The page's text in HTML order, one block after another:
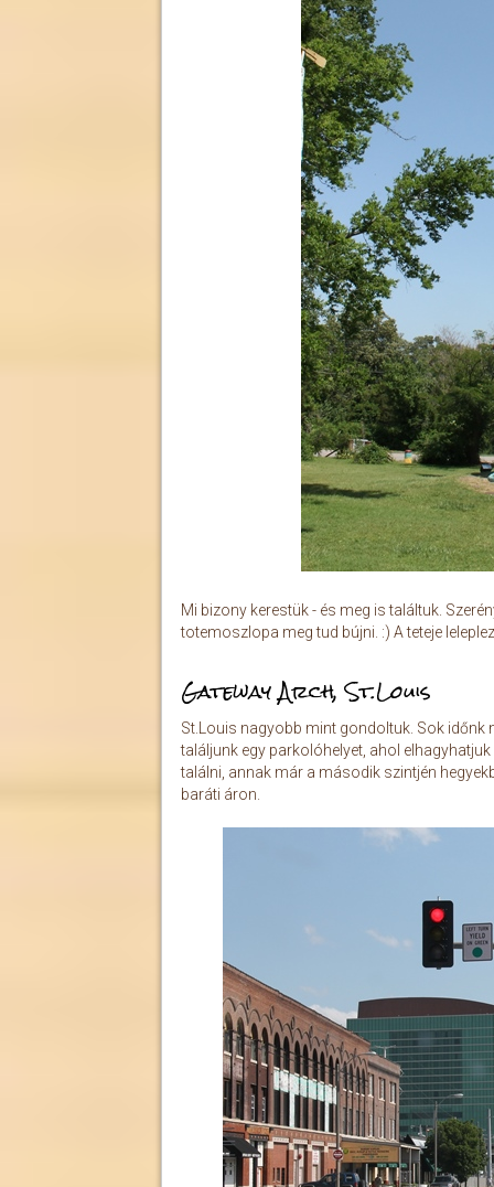
Mi bizony kerestük - és meg is találtuk.
totemoszlopa meg tud bújni. :) A teteje
Gateway Arch, St.Louis
St.Louis nagyobb mint gondoltuk. Sok időnk
találjunk egy parkolóhelyet, ahol
találni, annak már a második szintjén
baráti áron.